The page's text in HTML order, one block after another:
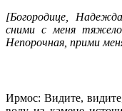
[Богородице,
сними с меня
Непорочная, прими
Ирмос: Видите,